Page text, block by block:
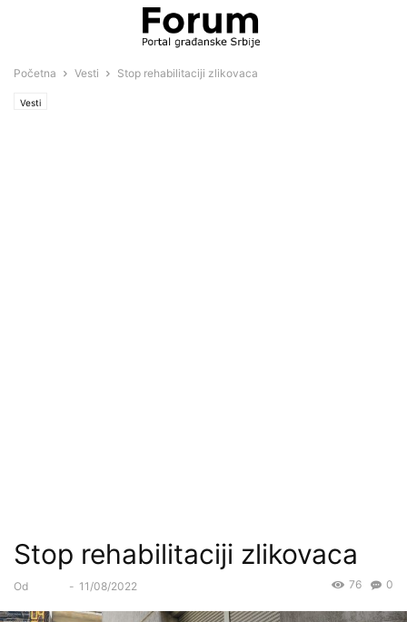
Početna Vesti Stop rehabilitaciji zlikovaca
Vesti
Stop rehabilitaciji zlikovaca
Od - 11/08/2022 0
76